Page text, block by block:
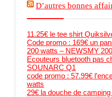
D’autres bonnes
11.25€ le tee shirt
Code promo : 169€ un
200 watts – NEWSMY
Ecouteurs bluetooth pas
SOUNARC Q1
code promo : 57.99€
watts
29€ la douche de